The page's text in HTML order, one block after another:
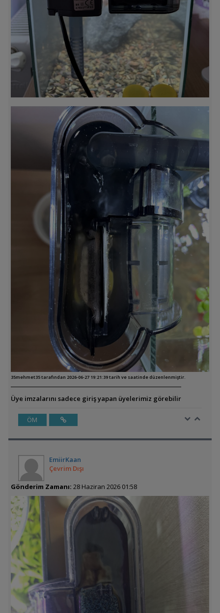
35mehmet35 tarafından 2026-06-27 19:21:39 tarih ve saatinde düzenlenmiştir.
Üye imzalarını sadece giriş yapan üyelerimiz görebilir
ÖM
EmiirKaan
Çevrim Dışı
Gönderim Zamanı: 28 Haziran 2026 01:58